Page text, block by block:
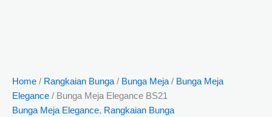
Home / Rangkaian Bunga / Bunga Meja / Bunga Meja
Elegance / Bunga Meja Elegance BS21
Bunga Meja Elegance, Rangkaian Bunga